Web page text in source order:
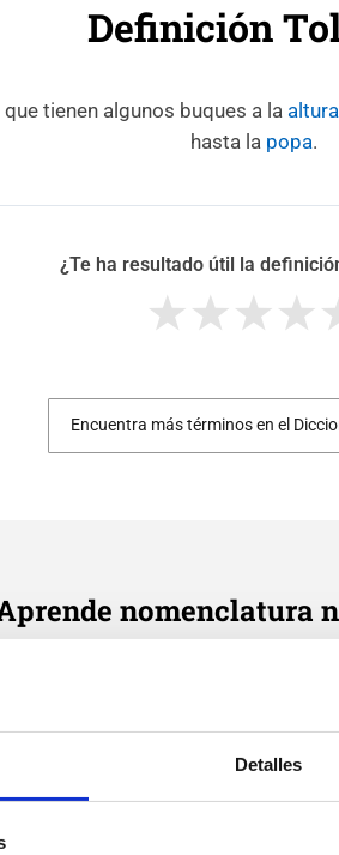
Detalles
Definición
tienen algunos buques a la altura
hasta la popa.
¿Te ha resultado útil la
Encuentra más términos en el
nomenclatura
Email*